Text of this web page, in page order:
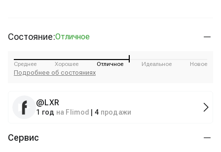
Состояние:Отличное
Среднее Хорошее Отличное Идеальное Новое
Подробнее об состояниях
@LXR
1 год на Flimod 4 продажи
Сервис